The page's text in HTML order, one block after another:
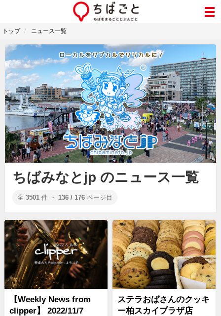
トップ ニュース一覧
ちばみなとjp のニュース一覧
全 3501 件 ・ 136 / 176 ページ目
【Weekly News from
clipper】 2022/11/7
ステラおばさんのクッキ
ー柏スカイプラザ店